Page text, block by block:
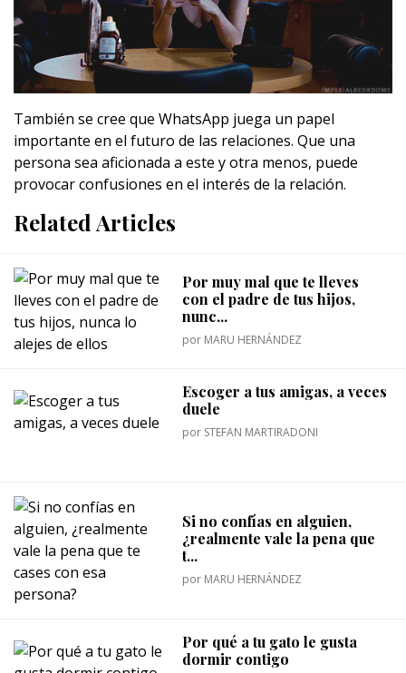
También se cree que WhatsApp juega un papel
importante en el futuro de las relaciones. Que una
persona sea aficionada a este y otra menos, puede
provocar confusiones en el interés de la relación.
Related Articles
Por muy mal que te lleves
con el padre de tus hijos,
nunc...
por MARU HERNÁNDEZ
Escoger a tus amigas, a veces
duele
por STEFAN MARTIRADONI
Si no confías en alguien,
¿realmente vale la pena que
t...
por MARU HERNÁNDEZ
Por qué a tu gato le gusta
dormir contigo